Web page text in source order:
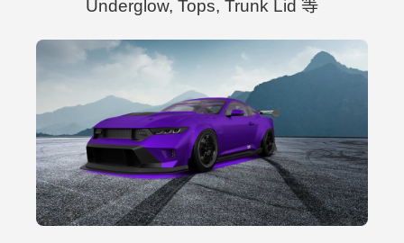
Underglow, Tops, Trunk Lid 等